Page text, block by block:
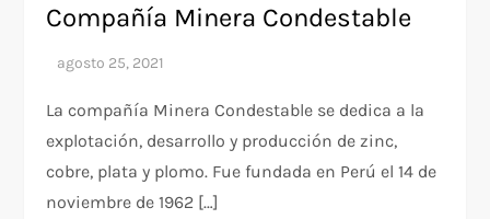
Compañía Minera Condestable
La compañía Minera Condestable se dedica a la
explotación, desarrollo y producción de zinc,
cobre, plata y plomo. Fue fundada en Perú el 14 de
noviembre de 1962 […]